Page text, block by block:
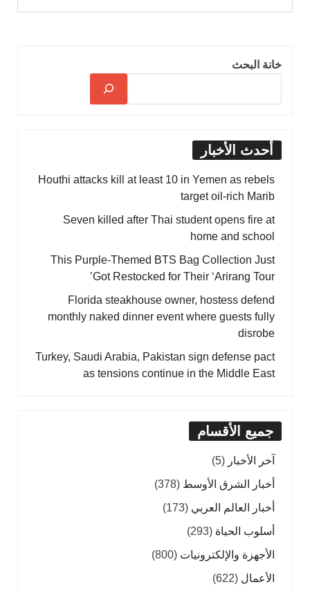
خانة البحث
أحدث الأخبار
Houthi attacks kill at least 10 in Yemen as rebels
target oil-rich Marib
Seven killed after Thai student opens fire at
home and school
This Purple-Themed BTS Bag Collection Just
Got Restocked for Their ‘Arirang Tour’
Florida steakhouse owner, hostess defend
monthly naked dinner event where guests fully
disrobe
Turkey, Saudi Arabia, Pakistan sign defense pact
as tensions continue in the Middle East
جميع الأقسام
آخر الأخبار (5)
أخبار الشرق الأوسط (378)
أخبار العالم العربي (173)
أسلوب الحياة (293)
الأجهزة والإلكترونيات (800)
الأعمال (622)